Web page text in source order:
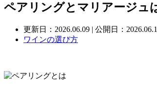
ペアリングとマリアージュ
更新日： 2026.06.09 | 公開日：
ワインの選び方